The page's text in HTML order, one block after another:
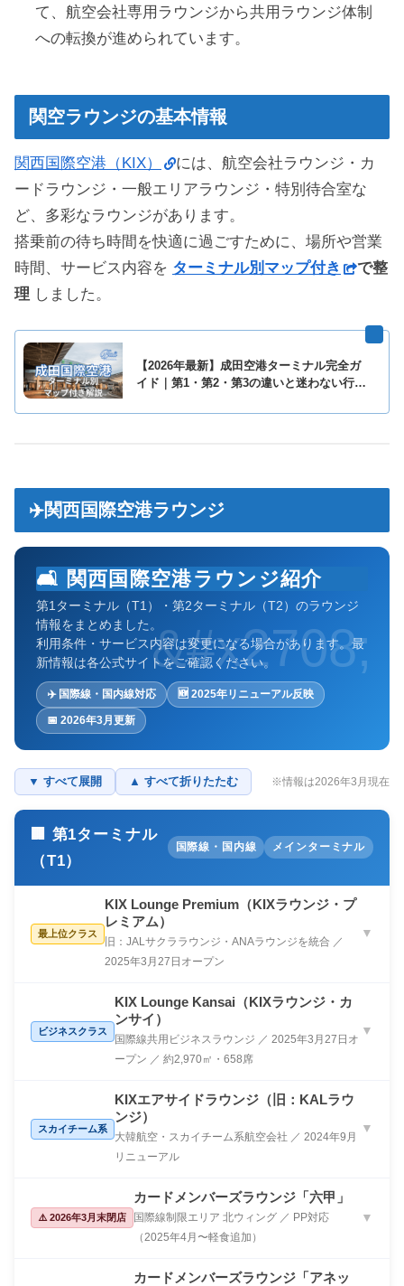
て、航空会社専用ラウンジから共用ラウンジ体制
への転換が進められています。
関空ラウンジの基本情報
関西国際空港（KIX）
には、航空会社ラウンジ・カ
ードラウンジ・一般エリアラウンジ・特別待合室な
ど、多彩なラウンジがあります。
搭乗前の待ち時間を快適に過ごすために、場所や営業
時間、サービス内容を ターミナル別マップ付き
で整
理 しました。
【2026年最新】成田空港ターミナル完全ガ
イド｜第1・第2・第3の違いと迷わない行き
✈️関西国際空港ラウンジ
🛋️ 関西国際空港ラウンジ紹介
第1ターミナル（T1）・第2ターミナル（T2）のラウンジ
情報をまとめました。
利用条件・サービス内容は変更になる場合があります。最
新情報は各公式サイトをご確認ください。
✈️ 国際線・国内線対応 🆕 2025年リニューアル反映
📅 2026年3月更新
▼ すべて展開 ▲ すべて折りたたむ ※情報は2026年3月現在
🏢 第1ターミナル
（T1）
国際線・国内線 メインターミナル
最上位クラス
KIX Lounge Premium（KIXラウンジ・プ
レミアム）
旧：JALサクララウンジ・ANAラウンジを統合 ／
2025年3月27日オープン
▼
ビジネスクラス
KIX Lounge Kansai（KIXラウンジ・カ
ンサイ）
国際線共用ビジネスラウンジ ／ 2025年3月27日オ
ープン ／ 約2,970㎡・658席
▼
スカイチーム系
KIXエアサイドラウンジ（旧：KALラウ
ンジ）
大韓航空・スカイチーム系航空会社 ／ 2024年9月
リニューアル
▼
⚠️ 2026年3月末閉店
カードメンバーズラウンジ「六甲」
国際線制限エリア 北ウィング ／ PP対応
（2025年4月〜軽食追加）
▼
カードメンバーズラウンジ「アネッ